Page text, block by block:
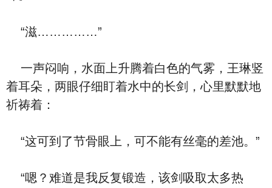
“滋……………”
一声闷响，水面上升腾着白色的气雾，王琳竖
着耳朵，两眼仔细盯着水中的长剑，心里默默地
祈祷着：
“这可到了节骨眼上，可不能有丝毫的差池。”
“嗯？难道是我反复锻造，该剑吸取太多热